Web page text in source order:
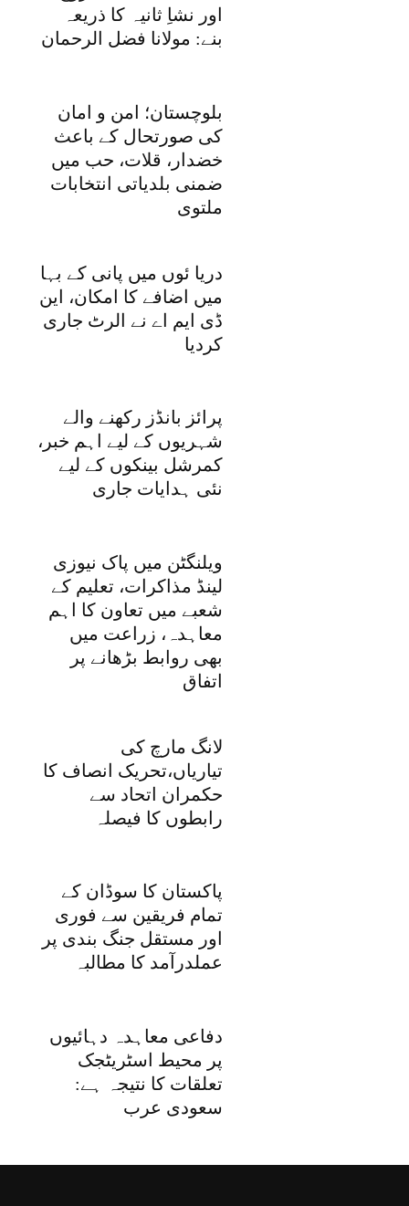
اور نشاِ ثانیہ کا ذریعہ
بنے: مولانا فضل الرحمان
بلوچستان؛ امن و امان
کی صورتحال کے باعث
خضدار، قلات، حب میں
ضمنی بلدیاتی انتخابات
ملتوی
دریا ئوں میں پانی کے بہا
میں اضافے کا امکان، این
ڈی ایم اے نے الرٹ جاری
کردیا
پرائز بانڈز رکھنے والے
شہریوں کے لیے اہم خبر،
کمرشل بینکوں کے لیے
نئی ہدایات جاری
ویلنگٹن میں پاک نیوزی
لینڈ مذاکرات، تعلیم کے
شعبے میں تعاون کا اہم
معاہدہ، زراعت میں
بھی روابط بڑھانے پر
اتفاق
لانگ مارچ کی
تیاریاں،تحریک انصاف کا
حکمران اتحاد سے
رابطوں کا فیصلہ
پاکستان کا سوڈان کے
تمام فریقین سے فوری
اور مستقل جنگ بندی پر
عملدرآمد کا مطالبہ
دفاعی معاہدہ دہائیوں
پر محیط اسٹریٹجک
تعلقات کا نتیجہ ہے:
سعودی عرب